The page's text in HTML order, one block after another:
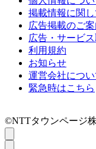
掲載情報に関し
広告掲載のご
広告・サービ
利用規約
お知らせ
運営会社につい
緊急時はこちら
©NTTタウンページ株